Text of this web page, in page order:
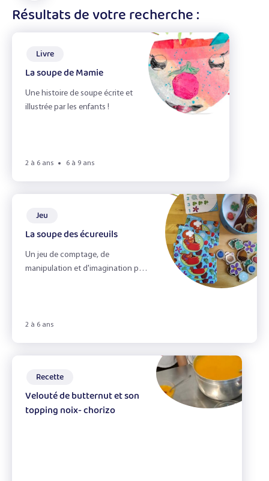
En accueil de loisirs
Ateliers
Jeux
Best of soupe
L'alimentation durable
L'odorat
L'ouie
La Cuisine
affiner
les
Résultats de votre recherche :
Livre
La soupe de Mamie
Une histoire de soupe écrite et
illustrée par les enfants !
2 à 6 ans 6 à 9 ans
Jeu
La soupe des écureuils
Un jeu de comptage, de
manipulation et d'imagination pour
2 à 6 ans
Recette
Velouté de butternut et son
topping noix- chorizo